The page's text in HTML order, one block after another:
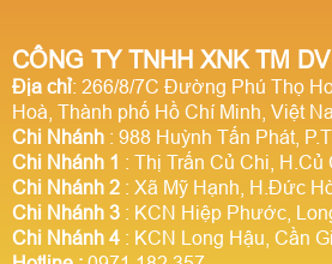
CÔNG TY TNHH XNK TM
Địa chỉ: 266/8/7C Đường Phú Thọ
Hoà, Thành phố Hồ Chí Minh, Việt
Chi Nhánh : 988 Huỳnh Tấn Phát,
Chi Nhánh 1 : Thị Trấn Củ Chi, H.Củ
Chi Nhánh 2 : Xã Mỹ Hạnh, H.Đức
Chi Nhánh 3 : KCN Hiệp Phước,
Chi Nhánh 4 : KCN Long Hậu, Cần